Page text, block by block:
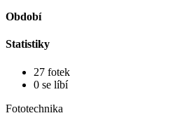
Období
Statistiky
27 fotek
0 se líbí
Fototechnika